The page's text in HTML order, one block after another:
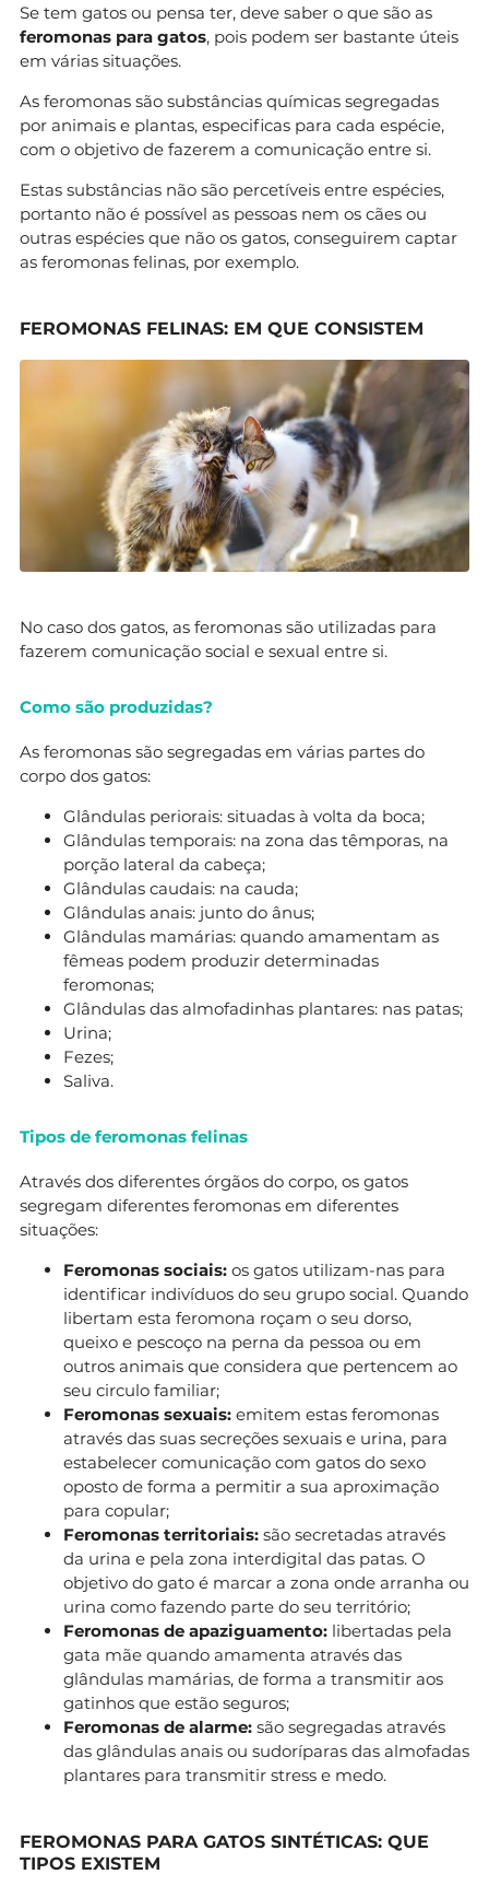
Se tem gatos ou pensa ter, deve saber o que são as
feromonas para gatos, pois podem ser bastante úteis
em várias situações.
As feromonas são substâncias químicas segregadas
por animais e plantas, especificas para cada espécie,
com o objetivo de fazerem a comunicação entre si.
Estas substâncias não são percetíveis entre espécies,
portanto não é possível as pessoas nem os cães ou
outras espécies que não os gatos, conseguirem captar
as feromonas felinas, por exemplo.
FEROMONAS FELINAS: EM QUE CONSISTEM
No caso dos gatos, as feromonas são utilizadas para
fazerem comunicação social e sexual entre si.
Como são produzidas?
As feromonas são segregadas em várias partes do
corpo dos gatos:
Glândulas periorais: situadas à volta da boca;
Glândulas temporais: na zona das têmporas, na
porção lateral da cabeça;
Glândulas caudais: na cauda;
Glândulas anais: junto do ânus;
Glândulas mamárias: quando amamentam as
fêmeas podem produzir determinadas
feromonas;
Glândulas das almofadinhas plantares: nas patas;
Urina;
Fezes;
Saliva.
Tipos de feromonas felinas
Através dos diferentes órgãos do corpo, os gatos
segregam diferentes feromonas em diferentes
situações:
Feromonas sociais: os gatos utilizam-nas para
identificar indivíduos do seu grupo social. Quando
libertam esta feromona roçam o seu dorso,
queixo e pescoço na perna da pessoa ou em
outros animais que considera que pertencem ao
seu circulo familiar;
Feromonas sexuais: emitem estas feromonas
através das suas secreções sexuais e urina, para
estabelecer comunicação com gatos do sexo
oposto de forma a permitir a sua aproximação
para copular;
Feromonas territoriais: são secretadas através
da urina e pela zona interdigital das patas. O
objetivo do gato é marcar a zona onde arranha ou
urina como fazendo parte do seu território;
Feromonas de apaziguamento: libertadas pela
gata mãe quando amamenta através das
glândulas mamárias, de forma a transmitir aos
gatinhos que estão seguros;
Feromonas de alarme: são segregadas através
das glândulas anais ou sudoríparas das almofadas
plantares para transmitir stress e medo.
FEROMONAS PARA GATOS SINTÉTICAS: QUE
TIPOS EXISTEM